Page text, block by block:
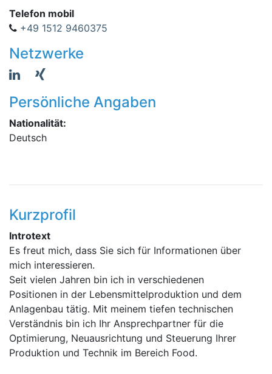
Telefon mobil
+49 1512 9460375
Netzwerke
Persönliche Angaben
Nationalität:
Deutsch
Kurzprofil
Introtext
Es freut mich, dass Sie sich für Informationen über
mich interessieren.
Seit vielen Jahren bin ich in verschiedenen
Positionen in der Lebensmittelproduktion und dem
Anlagenbau tätig. Mit meinem tiefen technischen
Verständnis bin ich Ihr Ansprechpartner für die
Optimierung, Neuausrichtung und Steuerung Ihrer
Produktion und Technik im Bereich Food.